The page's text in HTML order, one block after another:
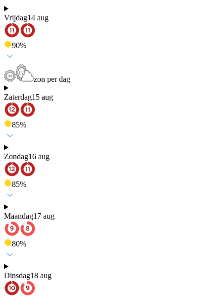
Vrijdag14 aug
90%
zon per dag
Zaterdag15 aug
85%
Zondag16 aug
85%
Maandag17 aug
80%
Dinsdag18 aug